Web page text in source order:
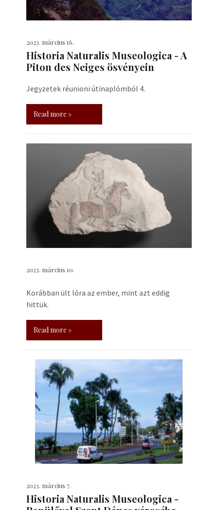
2023. március 16.
Historia Naturalis Museologica - A
Piton des Neiges ösvényein
Jegyzetek réunioni útinaplómból 4.
Read more »
2023. március 10.
Korábban ült lóra az ember, mint azt eddig
hittük.
Read more »
2023. március 7.
Historia Naturalis Museologica -